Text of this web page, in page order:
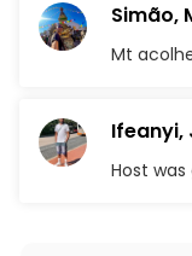
Simão,
Mt
Ifeanyi,
Host